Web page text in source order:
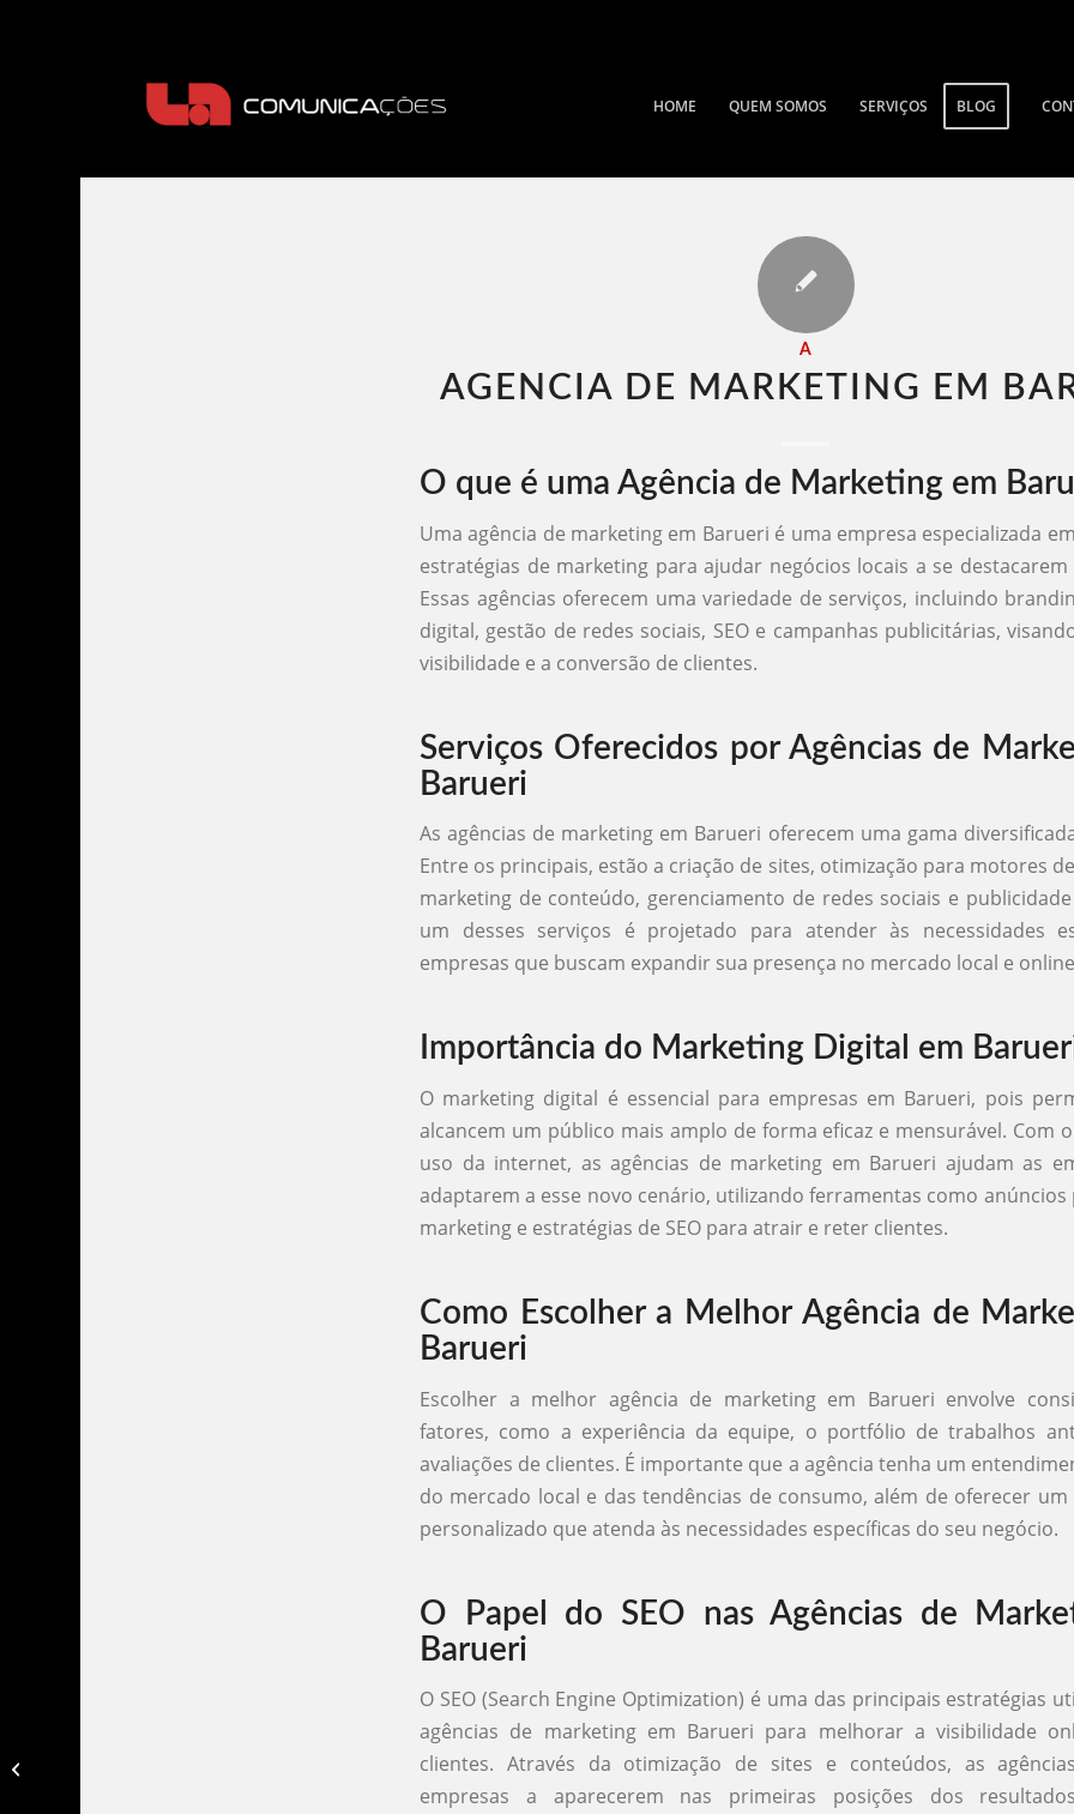
HOME QUEM SOMOS SERVIÇOS BLOG
A
AGENCIA DE MARKETING EM
O que é uma Agência de Marketing em
Uma agência de marketing em Barueri é uma empresa especializada
estratégias de marketing para ajudar negócios locais a se
Essas agências oferecem uma variedade de serviços, incluindo
digital, gestão de redes sociais, SEO e campanhas publicitárias,
visibilidade e a conversão de clientes.
Serviços Oferecidos por Agências de
Barueri
As agências de marketing em Barueri oferecem uma gama
Entre os principais, estão a criação de sites, otimização para motores de
marketing de conteúdo, gerenciamento de redes sociais e
um desses serviços é projetado para atender às necessidades
empresas que buscam expandir sua presença no mercado local e
Importância do Marketing Digital em
O marketing digital é essencial para empresas em Barueri, pois
alcancem um público mais amplo de forma eficaz e mensurável. Com
uso da internet, as agências de marketing em Barueri ajudam as
adaptarem a esse novo cenário, utilizando ferramentas como anúncios
marketing e estratégias de SEO para atrair e reter clientes.
Como Escolher a Melhor Agência de
Barueri
Escolher a melhor agência de marketing em Barueri envolve
fatores, como a experiência da equipe, o portfólio de trabalhos
avaliações de clientes. É importante que a agência tenha um
do mercado local e das tendências de consumo, além de oferecer
personalizado que atenda às necessidades específicas do seu negócio.
O Papel do SEO nas Agências de
Barueri
O SEO (Search Engine Optimization) é uma das principais estratégias
agências de marketing em Barueri para melhorar a visibilidade
clientes. Através da otimização de sites e conteúdos, as
empresas a aparecerem nas primeiras posições dos